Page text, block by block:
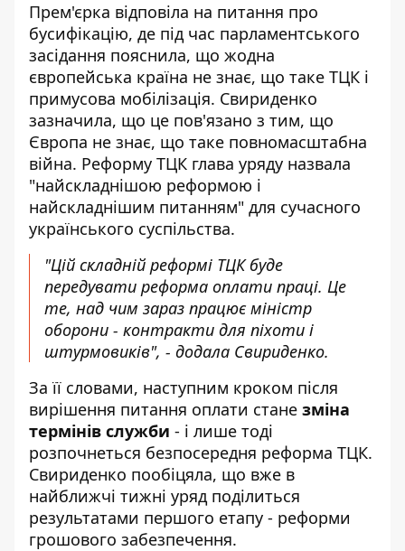
Прем'єрка відповіла на питання про
бусифікацію, де під час парламентського
засідання пояснила, що жодна
європейська країна не знає, що таке ТЦК і
примусова мобілізація. Свириденко
зазначила, що це пов'язано з тим, що
Європа не знає, що таке повномасштабна
війна. Реформу ТЦК глава уряду назвала
"найскладнішою реформою і
найскладнішим питанням" для сучасного
українського суспільства.
"Цій складній реформі ТЦК буде
передувати реформа оплати праці. Це
те, над чим зараз працює міністр
оборони - контракти для піхоти і
штурмовиків", - додала Свириденко.
За її словами, наступним кроком після
вирішення питання оплати стане зміна
термінів служби - і лише тоді
розпочнеться безпосередня реформа ТЦК.
Свириденко пообіцяла, що вже в
найближчі тижні уряд поділиться
результатами першого етапу - реформи
грошового забезпечення.